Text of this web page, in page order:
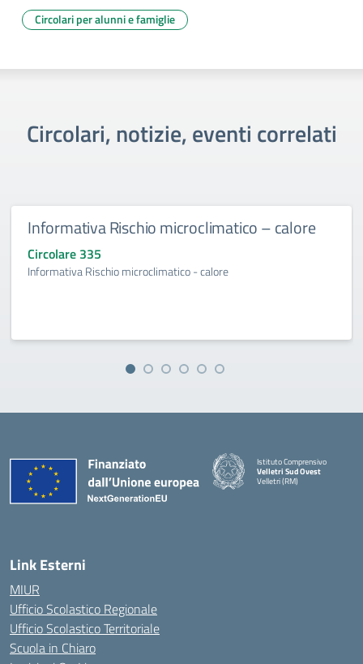
Circolari per alunni e famiglie
Circolari, notizie, eventi correlati
Informativa Rischio microclimatico – calore
Circolare 335
Informativa Rischio microclimatico - calore
Istituto Comprensivo
Velletri Sud Ovest
Velletri (RM)
Link Esterni
MIUR
Ufficio Scolastico Regionale
Ufficio Scolastico Territoriale
Scuola in Chiaro